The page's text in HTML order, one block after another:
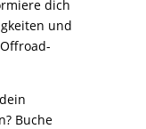
dich
und
Buche